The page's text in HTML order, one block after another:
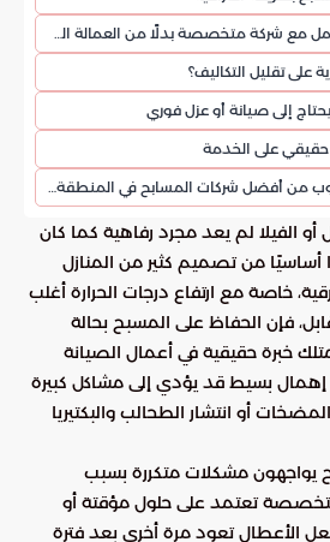
لماذا يفضل العملاء التعامل مع شركة متخصصة بدلًا من العمالة العادية؟
على تقليل التكاليف؟
إلى صيانة أو عزل فوري
على الخدمة
لماذا تعتبر شركة سليم جروب من أفضل شركات المسابح في المنطقة الشرقية؟
أو الفيلا لم يعد مجرد رفاهية كما كان
أساسيًا من تصميم كثير من المنازل
خاصة مع ارتفاع درجات الحرارة أغلب
فإن الحفاظ على المسبح بحالة
خبرة حقيقية في أعمال الصيانة
إهمال بسيط قد يؤدي إلى مشاكل كبيرة
أو انتشار الطحالب والبكتيريا
يواجهون مشكلات متكررة بسبب
تعتمد على حلول مؤقتة أو
الأعطال تعود مرة أخرى بعد فترة